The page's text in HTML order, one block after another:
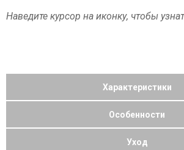
Наведите курсор на иконку, чтобы
Характеристики
Особенности
Уход